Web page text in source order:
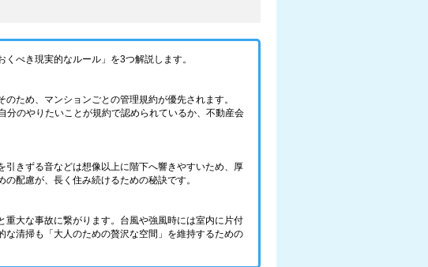
べき現実的なルール」を3つ解説します。
ため、マンションごとの管理規約が優先されます。
分のやりたいことが規約で認められているか、不動産会
きずる音などは想像以上に階下へ響きやすいため、厚
配慮が、長く住み続けるための秘訣です。
大な事故に繋がります。台風や強風時には室内に片付
清掃も「大人のための贅沢な空間」を維持するための